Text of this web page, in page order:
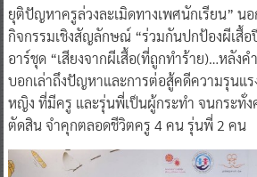
ยุติปัญหาครูล่วงละเมิดทางเพศนักเรียน” น
กิจกรรมเชิงสัญลักษณ์ “ร่วมกันปกป้องผีเสื้
อาร์ชุด “เสียงจากผีเสื้อ(ที่ถูกทำร้าย)…หลัง
บอกเล่าถึงปัญหาและการต่อสู้คดีความรุนแร
หญิง ที่มีครู และรุ่นพี่เป็นผู้กระทำ จนกระทั่
ตัดสิน จำคุกตลอดชีวิตครู 4 คน รุ่นพี่ 2 คน